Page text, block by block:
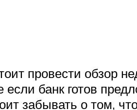
провести обзор
банк готов
забывать о том,